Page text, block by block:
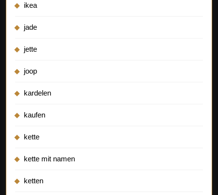
ikea
jade
jette
joop
kardelen
kaufen
kette
kette mit namen
ketten